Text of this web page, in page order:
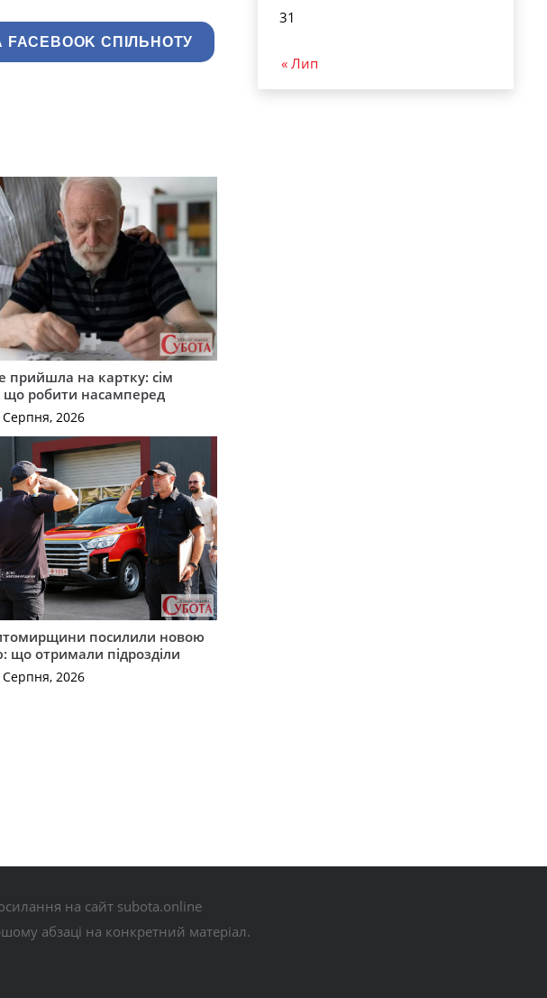
СПІЛЬНОТУ
прийшла на картку: сім
що робити насамперед
2026
посилили новою
що отримали підрозділи
2026
31
« Лип
на сайт subota.online
абзаці на конкретний матеріал.